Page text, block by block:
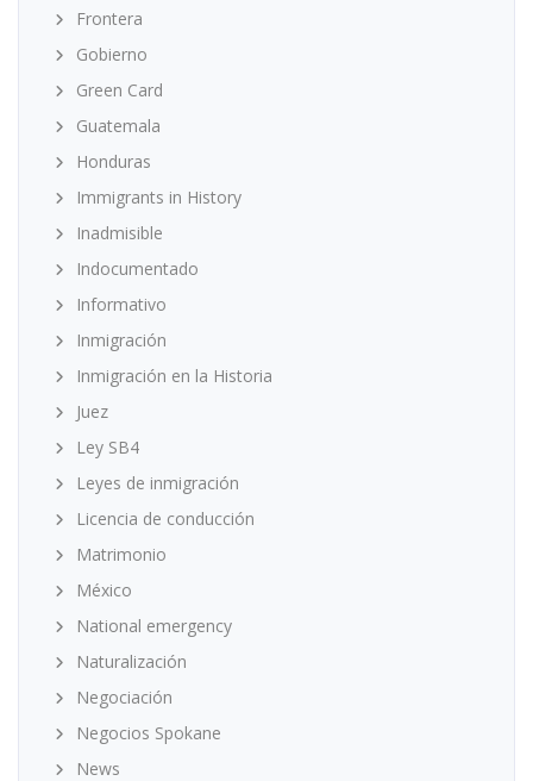
Frontera
Gobierno
Green Card
Guatemala
Honduras
Immigrants in History
Inadmisible
Indocumentado
Informativo
Inmigración
Inmigración en la Historia
Juez
Ley SB4
Leyes de inmigración
Licencia de conducción
Matrimonio
México
National emergency
Naturalización
Negociación
Negocios Spokane
News